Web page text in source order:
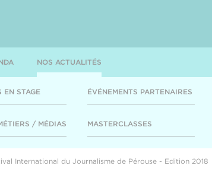
NOS ACTUALITÉS
EN STAGE
/ MÉDIAS
ÉVÉNEMENTS PARTENAIRES
MASTERCLASSES
International du Journalisme de Pérouse - Edition 2018